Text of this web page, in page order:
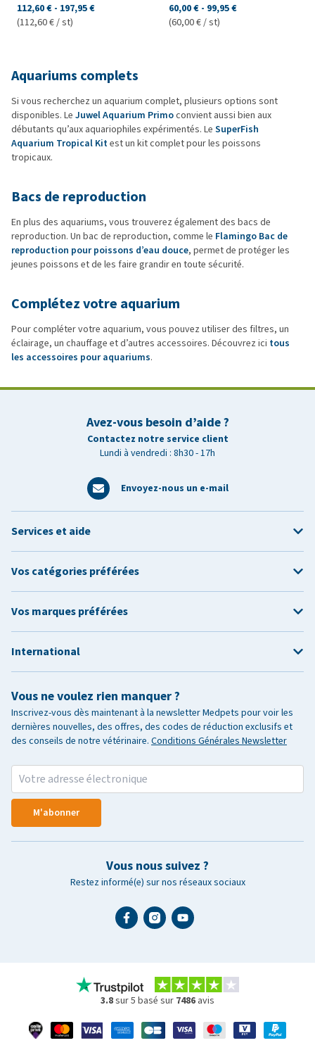
112,60 € - 197,95 €
(112,60 € / st)
60,00 € - 99,95 €
(60,00 € / st)
Aquariums complets
Si vous recherchez un aquarium complet, plusieurs options sont
disponibles. Le Juwel Aquarium Primoconvient aussi bien aux
débutants qu’aux aquariophiles expérimentés. Le SuperFish
Aquarium Tropical Kitest un kit complet pour les poissons
tropicaux.
Bacs de reproduction
En plus des aquariums, vous trouverez également des bacs de
reproduction. Un bac de reproduction, comme le Flamingo Bac de
reproduction pour poissons d’eau douce, permet de protéger les
jeunes poissons et de les faire grandir en toute sécurité.
Complétez votre aquarium
Pour compléter votre aquarium, vous pouvez utiliser des filtres, un
éclairage, un chauffage et d’autres accessoires. Découvrez ici tous
les accessoires pour aquariums.
Avez-vous besoin d’aide ?
Contactez notre service client
Lundi à vendredi : 8h30 - 17h
Envoyez-nous un e-mail
Vous ne voulez rien manquer ?
Inscrivez-vous dès maintenant à la newsletter Medpets pour voir les
dernières nouvelles, des offres, des codes de réduction exclusifs et
des conseils de notre vétérinaire. Conditions Générales Newsletter
M'abonner
Vous nous suivez ?
Restez informé(e) sur nos réseaux sociaux
Services et aide
Vos catégories préférées
Vos marques préférées
International
3.8sur 5 basé sur 7486 avis